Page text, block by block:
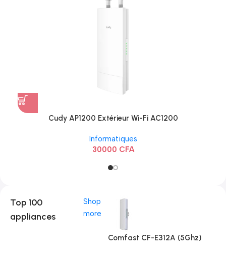
Cudy AP1200 Extérieur Wi-Fi AC1200
Informatiques
30000 CFA
Top 100
appliances
Shop
more
Comfast CF-E312A (5Ghz)